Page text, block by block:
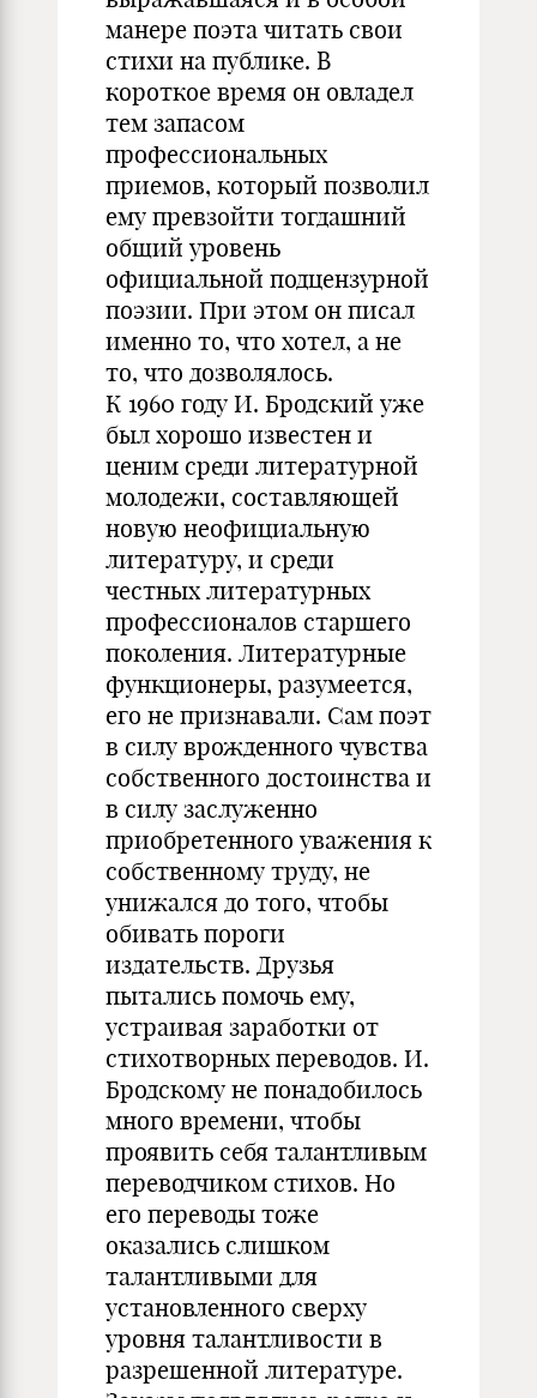
манере поэта читать свои
стихи на публике. В
короткое время он овладел
тем запасом
профессиональных
приемов, который позволил
ему превзойти тогдашний
общий уровень
официальной подцензурной
поэзии. При этом он писал
именно то, что хотел, а не
то, что дозволялось.
К 1960 году И. Бродский уже
был хорошо известен и
ценим среди литературной
молодежи, составляющей
новую неофициальную
литературу, и среди
честных литературных
профессионалов старшего
поколения. Литературные
функционеры, разумеется,
его не признавали. Сам поэт
в силу врожденного чувства
собственного достоинства и
в силу заслуженно
приобретенного уважения к
собственному труду, не
унижался до того, чтобы
обивать пороги
издательств. Друзья
пытались помочь ему,
устраивая заработки от
стихотворных переводов. И.
Бродскому не понадобилось
много времени, чтобы
проявить себя талантливым
переводчиком стихов. Но
его переводы тоже
оказались слишком
талантливыми для
установленного сверху
уровня талантливости в
разрешенной литературе.